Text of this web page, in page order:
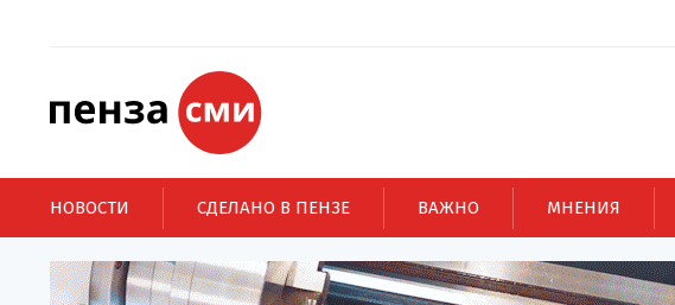
НОВОСТИ СДЕЛАНО В ПЕНЗЕ ВАЖНО МНЕНИЯ